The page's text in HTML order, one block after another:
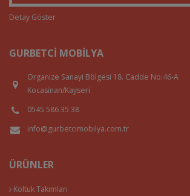
Detay Göster
GURBETCI MOBILYA
Organize Sanayi Bölgesi 18. Cadde No:46-A
Kocasinan/Kayseri
0545 586 35 38
info@gurbetcimobilya.com.tr
ÜRÜNLER
Koltuk Takımları